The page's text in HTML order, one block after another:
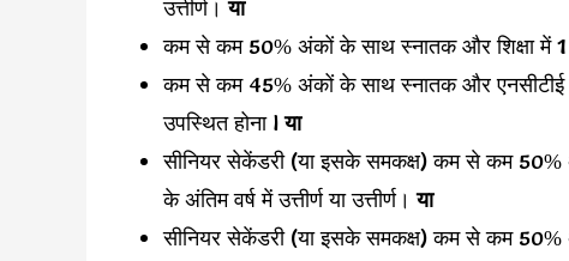
उत्तीर्ण।या
कम से कम 50% अंकों के साथ स्नातक और शिक्षा में 1
कम से कम 45% अंकों के साथ स्नातक और एनसीटीई
उपस्थित होना lया
सीनियर सेकेंडरी (या इसके समकक्ष) कम से कम
के अंतिम वर्ष में उत्तीर्ण या उत्तीर्ण।या
सीनियर सेकेंडरी (या इसके समकक्ष) कम से कम